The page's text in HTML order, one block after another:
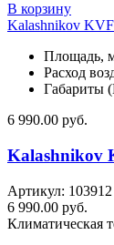
В корзину
Kalashnikov
Площадь,
Расход
Габариты
6 990.00 руб.
Kalashnikov
Артикул: 103912
6 990.00 руб.
Климатическая